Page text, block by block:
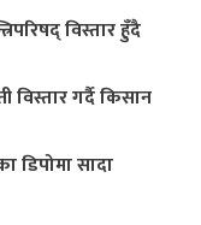
विस्तार हुँदै
गर्दै किसान
डिपोमा सादा